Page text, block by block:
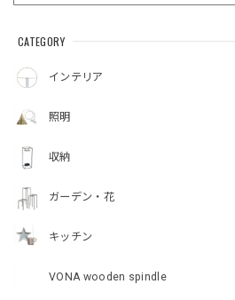
CATEGORY
インテリア
照明
収納
ガーデン・花
キッチン
VONA wooden spindle